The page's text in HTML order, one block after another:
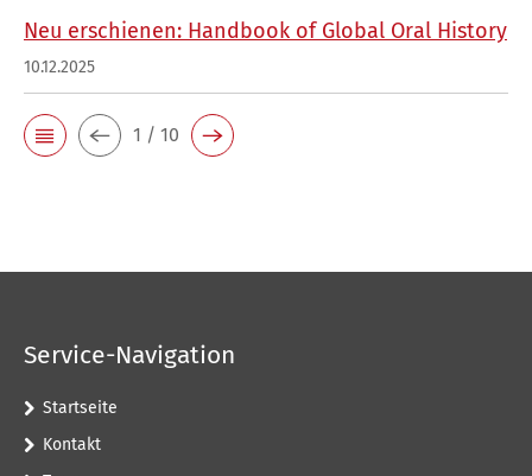
Neu erschienen: Handbook of Global Oral History
10.12.2025
1 / 10
Service-Navigation
Startseite
Kontakt